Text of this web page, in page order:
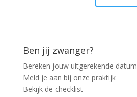
Ben jij zwanger?
Bereken jouw uitgerekende datum
Meld je aan bij onze praktijk
Bekijk de checklist